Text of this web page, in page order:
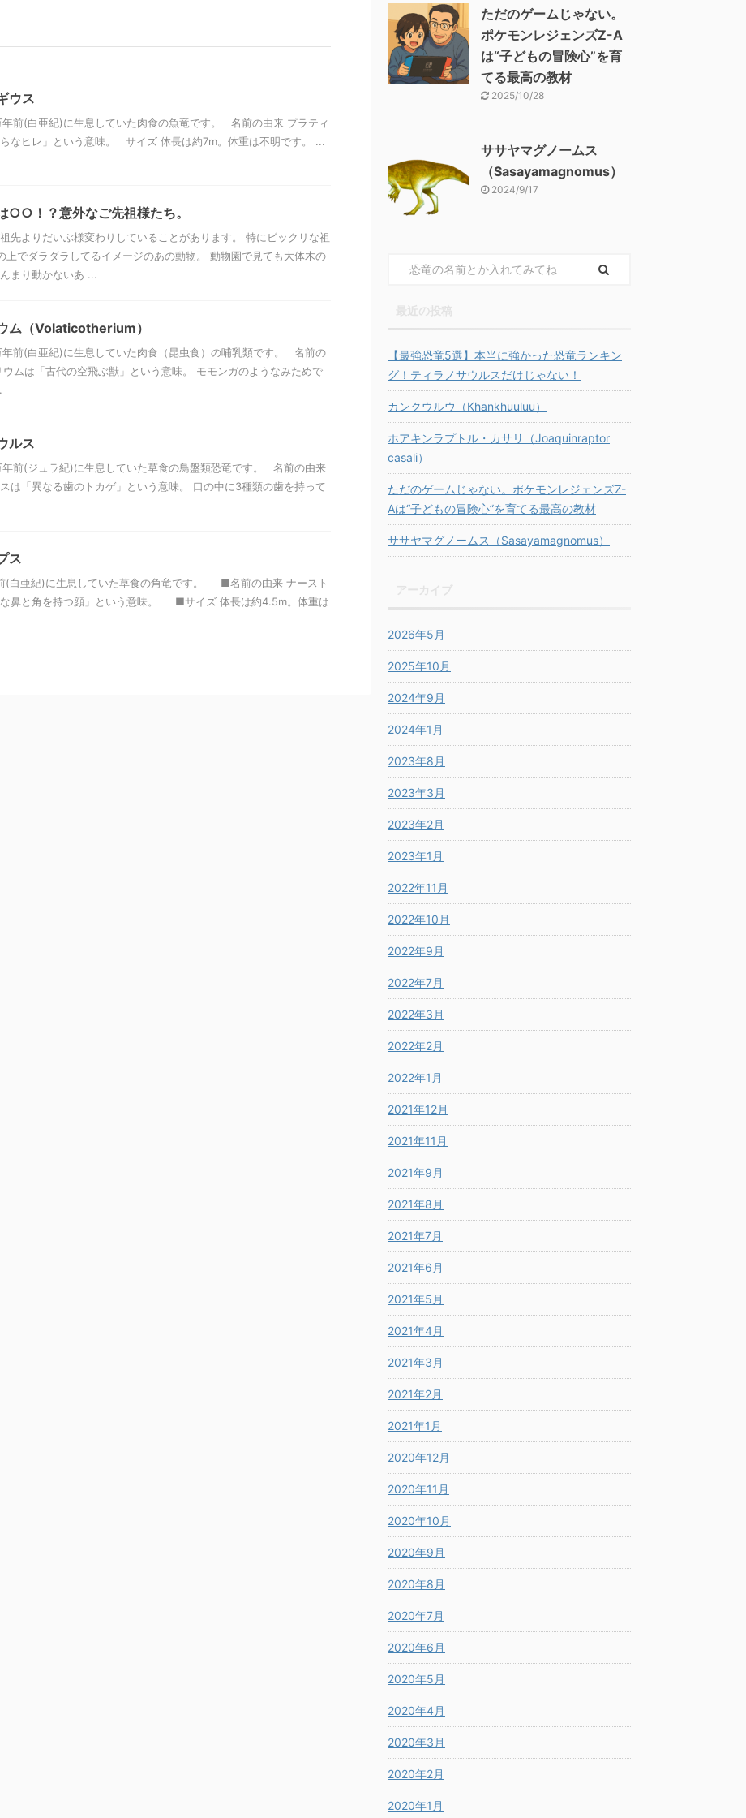
ウス
前(白亜紀)に生息していた肉食の魚竜です。 名前の由来 プラティ
なヒレ」という意味。 サイズ 体長は約7m。体重は不明です。 ...
○○！？意外なご先祖様たち。
先よりだいぶ様変わりしていることがあります。 特にビックリな祖
でダラダラしてるイメージのあの動物。 動物園で見ても大体木の
まり動かないあ ...
ム（Volaticotherium）
前(白亜紀)に生息していた肉食（昆虫食）の哺乳類です。 名前の
ムは「古代の空飛ぶ獣」という意味。 モモンガのようなみためで
ルス
前(ジュラ紀)に生息していた草食の鳥盤類恐竜です。 名前の由来
は「異なる歯のトカゲ」という意味。 口の中に3種類の歯を持って
ス
(白亜紀)に生息していた草食の角竜です。 ■名前の由来 ナースト
な鼻と角を持つ顔」という意味。 ■サイズ 体長は約4.5m。体重は
ただのゲームじゃない。
ポケモンレジェンズZ-A
は“子どもの冒険心”を育
てる最高の教材
2025/10/28
ササヤマグノームス
（Sasayamagnomus）
2024/9/17
【最強恐竜5選】本当に強かった恐竜ランキン
グ！ティラノサウルスだけじゃない！
カンクウルウ（Khankhuuluu）
ホアキンラプトル・カサリ（Joaquinraptor
casali）
ただのゲームじゃない。ポケモンレジェンズZ-
Aは“子どもの冒険心”を育てる最高の教材
ササヤマグノームス（Sasayamagnomus）
2026年5月
2025年10月
2024年9月
2024年1月
2023年8月
2023年3月
2023年2月
2023年1月
2022年11月
2022年10月
2022年9月
2022年7月
2022年3月
2022年2月
2022年1月
2021年12月
2021年11月
2021年9月
2021年8月
2021年7月
2021年6月
2021年5月
2021年4月
2021年3月
2021年2月
2021年1月
2020年12月
2020年11月
2020年10月
2020年9月
2020年8月
2020年7月
2020年6月
2020年5月
2020年4月
2020年3月
2020年2月
2020年1月